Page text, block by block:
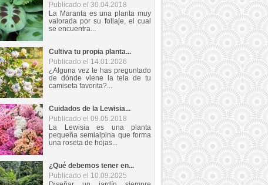
Publicado el 30.04.2018
La Maranta es una planta muy
valorada por su follaje, el cual
se encuentra...
Cultiva tu propia planta...
Publicado el 14.01.2026
¿Alguna vez te has preguntado
de dónde viene la tela de tu
camiseta favorita?...
Cuidados de la Lewisia...
Publicado el 09.05.2018
La Lewisia es una planta
pequeña semialpina que forma
una roseta de hojas...
¿Qué debemos tener en...
Publicado el 10.09.2025